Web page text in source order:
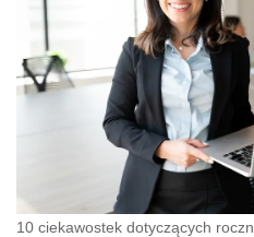
10 ciekawostek dotyczących